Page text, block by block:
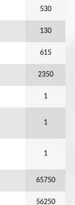
530
130
615
2350
1
1
1
65750
56250